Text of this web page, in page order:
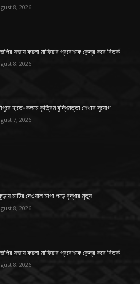
8, 2026
সভায় কয়লা মাফিয়ার প্রবেশকে কেন্দ্র করে বিতর্ক
8, 2026
হাতে-কলমে কৃত্রিম বুদ্ধিমত্তা শেখার সুযোগ
7, 2026
মাটির দেওয়াল চাপা পড়ে বৃদ্ধার মৃত্যু
8, 2026
সভায় কয়লা মাফিয়ার প্রবেশকে কেন্দ্র করে বিতর্ক
8, 2026